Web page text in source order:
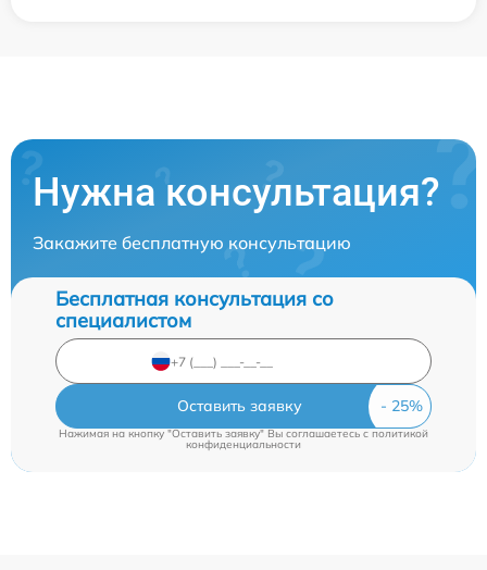
Нужна консультация?
Закажите бесплатную консультацию
Бесплатная консультация со
специалистом
Оставить заявку
Нажимая на кнопку "Оставить заявку" Вы соглашаетесь cполитикой
конфиденциальности